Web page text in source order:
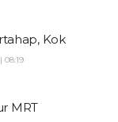
Kok
08:19
MRT